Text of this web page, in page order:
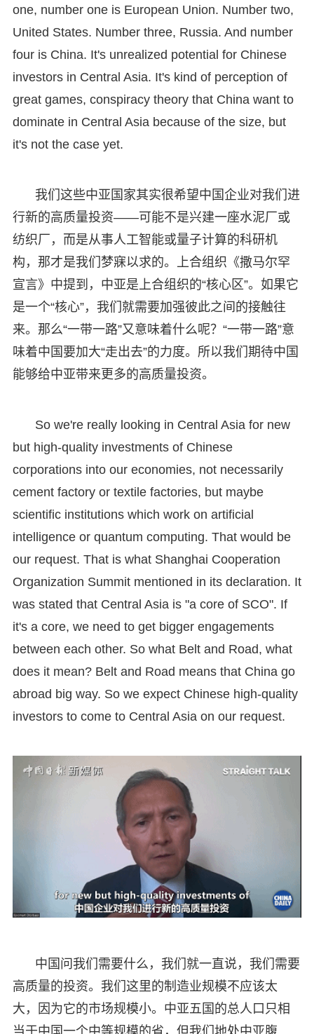
one, number one is European Union. Number two,
United States. Number three, Russia. And number
four is China. It's unrealized potential for Chinese
investors in Central Asia. It's kind of perception of
great games, conspiracy theory that China want to
dominate in Central Asia because of the size, but
it's not the case yet.
我们这些中亚国家其实很希望中国企业对我们进
行新的高质量投资——可能不是兴建一座水泥厂或
纺织厂，而是从事人工智能或量子计算的科研机
构，那才是我们梦寐以求的。上合组织《撒马尔罕
宣言》中提到，中亚是上合组织的“核心区”。如果它
是一个“核心”，我们就需要加强彼此之间的接触往
来。那么“一带一路”又意味着什么呢？“一带一路”意
味着中国要加大“走出去”的力度。所以我们期待中国
能够给中亚带来更多的高质量投资。
So we're really looking in Central Asia for new
but high-quality investments of Chinese
corporations into our economies, not necessarily
cement factory or textile factories, but maybe
scientific institutions which work on artificial
intelligence or quantum computing. That would be
our request. That is what Shanghai Cooperation
Organization Summit mentioned in its declaration. It
was stated that Central Asia is "a core of SCO". If
it's a core, we need to get bigger engagements
between each other. So what Belt and Road, what
does it mean? Belt and Road means that China go
abroad big way. So we expect Chinese high-quality
investors to come to Central Asia on our request.
中国问我们需要什么，我们就一直说，我们需要
高质量的投资。我们这里的制造业规模不应该太
大，因为它的市场规模小。中亚五国的总人口只相
当于中国一个中等规模的省，但我们地处中亚腹